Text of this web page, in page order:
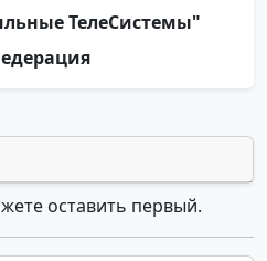
ТелеСистемы"
оставить первый.